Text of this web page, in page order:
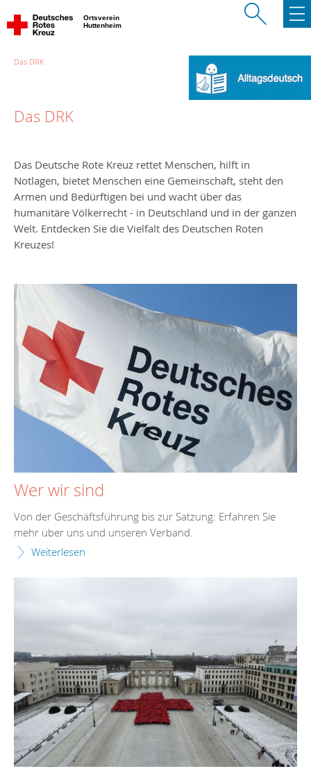
Ortsverein
Huttenheim
Das DRK
Das DRK
Das Deutsche Rote Kreuz rettet Menschen, hilft in
Notlagen, bietet Menschen eine Gemeinschaft, steht den
Armen und Bedürftigen bei und wacht über das
humanitäre Völkerrecht - in Deutschland und in der ganzen
Welt. Entdecken Sie die Vielfalt des Deutschen Roten
Kreuzes!
Wer wir sind
Von der Geschäftsführung bis zur Satzung: Erfahren Sie
mehr über uns und unseren Verband.
Weiterlesen